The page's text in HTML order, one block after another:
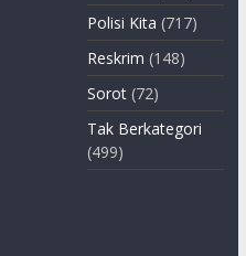
Polisi Kita (717)
Reskrim (148)
Sorot (72)
Tak Berkategori
(499)